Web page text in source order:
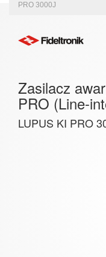
PRO 3000J
Zasilacz
PRO (Line-
LUPUS KI PRO